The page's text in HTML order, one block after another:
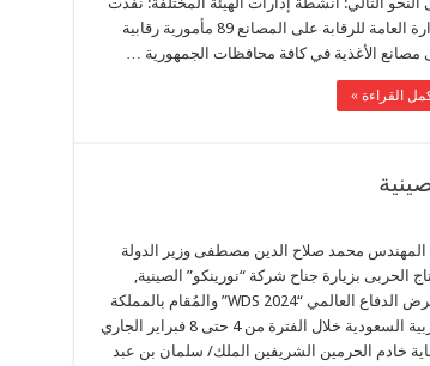
الإدارة العامة للرقابة على المصانع 89 مأمورية رقابية
مصانع الأغذية في كافة محافظات الجمهورية …
القراءة »
المهندس محمد صلاح الدين مصطفى وزير الدولة
الحربى بزيارة جناح شركة “نورينكو” الصينية,
بمعرض الدفاع العالمي “WDS 2024” والمُقام بالمملكة
العربية السعودية خلال الفترة من 4 حتى 8 فبراير الجاري
خادم الحرمين الشريفين الملك/ سلمان بن عبد